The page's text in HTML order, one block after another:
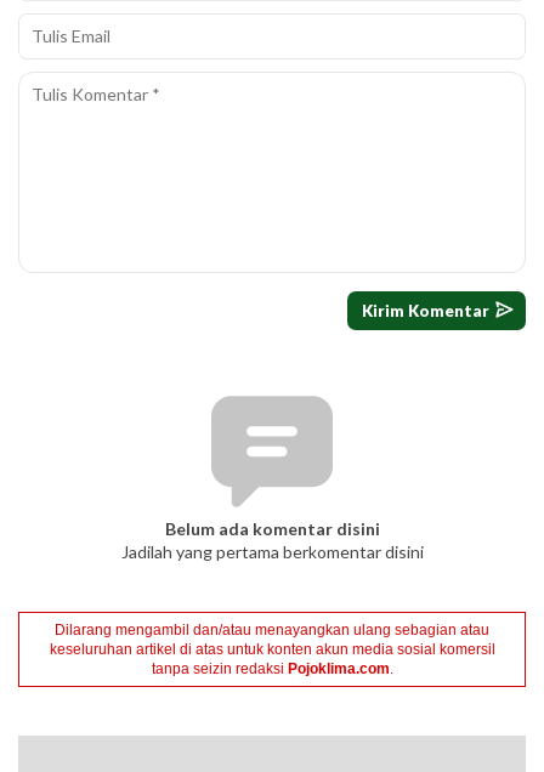
Belum ada komentar disini
Jadilah yang pertama berkomentar disini
Dilarang mengambil dan/atau menayangkan ulang sebagian atau
keseluruhan artikel di atas untuk konten akun media sosial komersil
tanpa seizin redaksi Pojoklima.com.